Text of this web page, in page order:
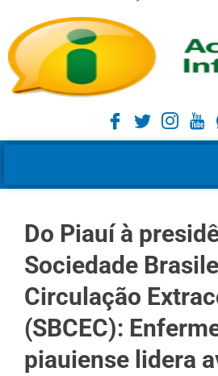
Do Piauí à
Sociedade
Circulação
(SBCEC):
piauiense lidera